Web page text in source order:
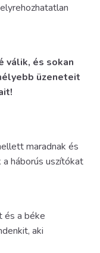
válik, és sokan
üzeneteit
maradnak és
háborús uszítókat
és a béke
aki